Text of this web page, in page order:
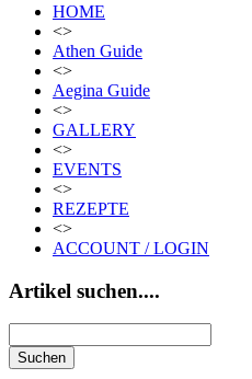
HOME
<>
Athen Guide
<>
Aegina Guide
<>
GALLERY
<>
EVENTS
<>
REZEPTE
<>
ACCOUNT / LOGIN
Artikel suchen....